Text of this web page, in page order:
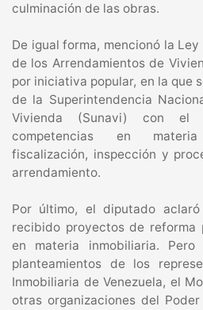
culminación de las obras.
De igual forma, mencionó la
de los Arrendamientos de
por iniciativa popular, en la que
de la Superintendencia
Vivienda (Sunavi) con
competencias en
fiscalización, inspección y
arrendamiento.
Por último, el diputado
recibido proyectos de reforma
en materia inmobiliaria.
planteamientos de los
Inmobiliaria de Venezuela, el
otras organizaciones del